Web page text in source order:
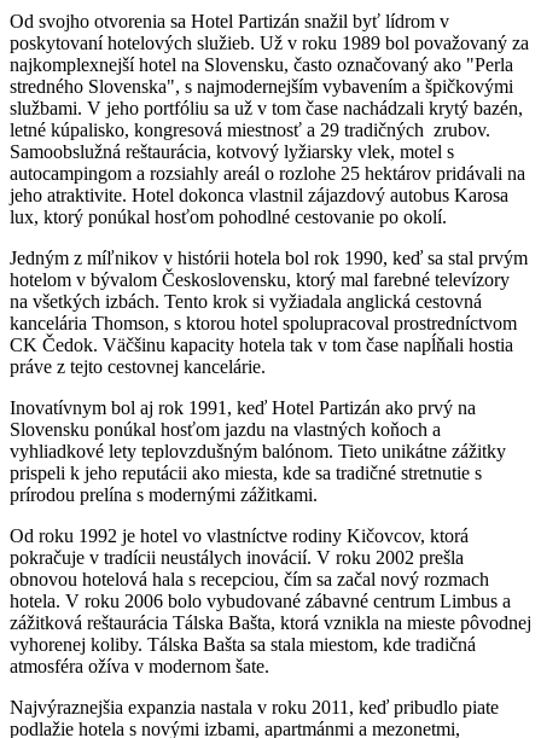
Od svojho otvorenia sa Hotel Partizán snažil byť lídrom v
poskytovaní hotelových služieb. Už v roku 1989 bol považovaný za
najkomplexnejší hotel na Slovensku, často označovaný ako "Perla
stredného Slovenska", s najmodernejším vybavením a špičkovými
službami. V jeho portfóliu sa už v tom čase nachádzali krytý bazén,
letné kúpalisko, kongresová miestnosť a 29 tradičných zrubov.
Samoobslužná reštaurácia, kotvový lyžiarsky vlek, motel s
autocampingom a rozsiahly areál o rozlohe 25 hektárov pridávali na
jeho atraktivite. Hotel dokonca vlastnil zájazdový autobus Karosa
lux, ktorý ponúkal hosťom pohodlné cestovanie po okolí.
Jedným z míľnikov v histórii hotela bol rok 1990, keď sa stal prvým
hotelom v bývalom Československu, ktorý mal farebné televízory
na všetkých izbách. Tento krok si vyžiadala anglická cestovná
kancelária Thomson, s ktorou hotel spolupracoval prostredníctvom
CK Čedok. Väčšinu kapacity hotela tak v tom čase napĺňali hostia
práve z tejto cestovnej kancelárie.
Inovatívnym bol aj rok 1991, keď Hotel Partizán ako prvý na
Slovensku ponúkal hosťom jazdu na vlastných koňoch a
vyhliadkové lety teplovzdušným balónom. Tieto unikátne zážitky
prispeli k jeho reputácii ako miesta, kde sa tradičné stretnutie s
prírodou prelína s modernými zážitkami.
Od roku 1992 je hotel vo vlastníctve rodiny Kičovcov, ktorá
pokračuje v tradícii neustálych inovácií. V roku 2002 prešla
obnovou hotelová hala s recepciou, čím sa začal nový rozmach
hotela. V roku 2006 bolo vybudované zábavné centrum Limbus a
zážitková reštaurácia Tálska Bašta, ktorá vznikla na mieste pôvodnej
vyhorenej koliby. Tálska Bašta sa stala miestom, kde tradičná
atmosféra ožíva v modernom šate.
Najvýraznejšia expanzia nastala v roku 2011, keď pribudlo piate
podlažie hotela s novými izbami, apartmánmi a mezonetmi,